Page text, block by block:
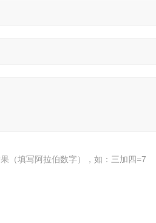
（填写阿拉伯数字），如：三加四=7